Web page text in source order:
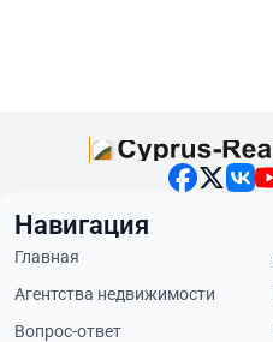
Навигация
Главная
Агентства недвижимости
Вопрос-ответ